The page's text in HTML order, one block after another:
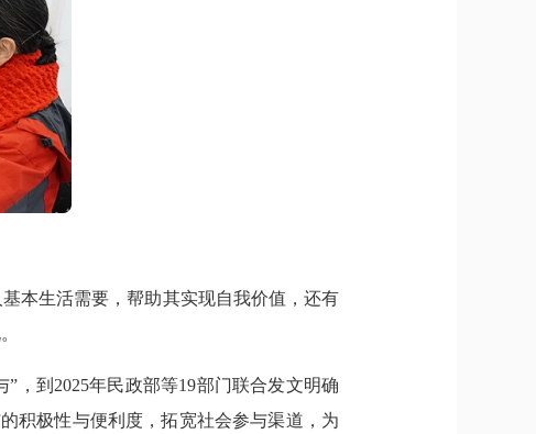
本生活需要，帮助其实现自我价值，还有
，到2025年民政部等19部门联合发文明确
积极性与便利度，拓宽社会参与渠道，为